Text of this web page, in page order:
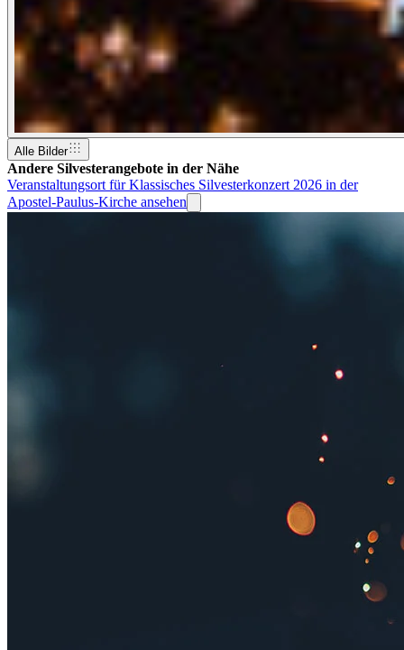
Alle Bilder
Andere Silvesterangebote in der Nähe
Veranstaltungsort für Klassisches Silvesterkonzert 2026 in der
Apostel-Paulus-Kirche ansehen